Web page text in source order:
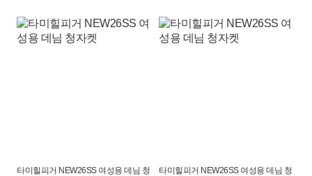
타미힐피거 NEW26SS 여성용 데님 청
타미힐피거 NEW26SS 여성용 데님 청